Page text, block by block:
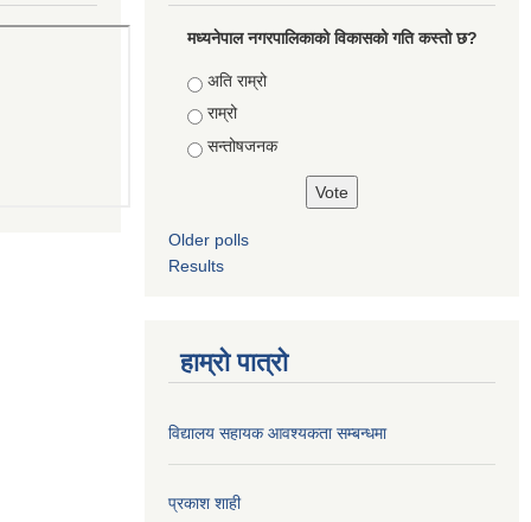
मध्यनेपाल नगरपालिकाको विकासको गति कस्तो छ?
Choices
अति राम्रो
राम्रो
सन्तोषजनक
Older polls
Results
हाम्रो पात्रो
विद्यालय सहायक आवश्यकता सम्बन्धमा
प्रकाश शाही